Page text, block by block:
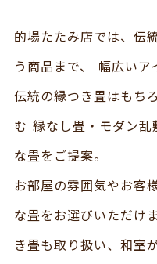
的場たたみ店では、伝
う商品まで、 幅広いア
伝統の縁つき畳はもち
む 縁なし畳・モダン
な畳をご提案。
お部屋の雰囲気やお客
な畳をお選びいただけ
き畳も取り扱い、和室